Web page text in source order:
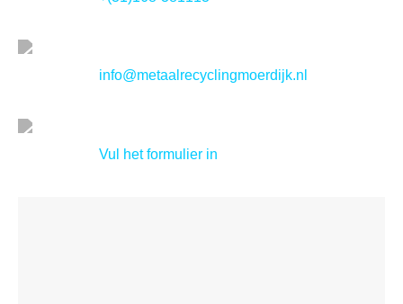
info@metaalrecyclingmoerdijk.nl
Vul het formulier in